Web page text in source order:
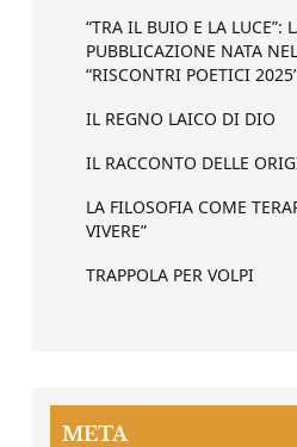
“TRA IL BUIO E LA LUCE”:
PUBBLICAZIONE NATA
“RISCONTRI POETICI
IL REGNO LAICO DI DIO
IL RACCONTO DELLE
LA FILOSOFIA COME
VIVERE”
TRAPPOLA PER VOLPI
META